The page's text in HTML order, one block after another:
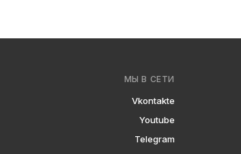
МЫ В СЕТИ
Vkontakte
Youtube
Telegram